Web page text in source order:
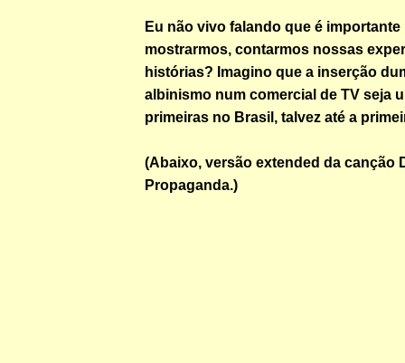
Eu não vivo falando que é importante
mostrarmos, contarmos nossas
histórias? Imagino que a inserção
albinismo num comercial de TV seja
primeiras no Brasil, talvez até a
(Abaixo, versão extended da canção
Propaganda.)